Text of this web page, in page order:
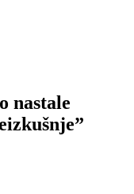
nastale